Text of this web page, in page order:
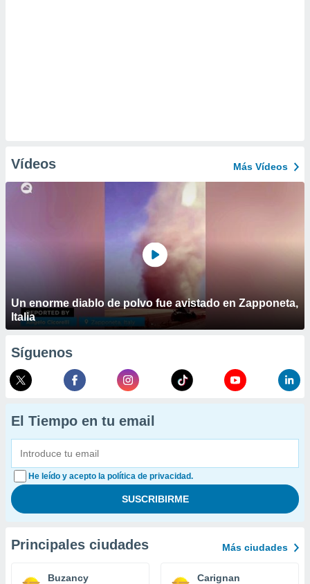
Vídeos Más Vídeos
Un enorme diablo de polvo fue avistado en Zapponeta,
Italia
Síguenos
El Tiempo en tu email
He leído y acepto la política de privacidad.
Principales ciudades Más ciudades
Buzancy Carignan